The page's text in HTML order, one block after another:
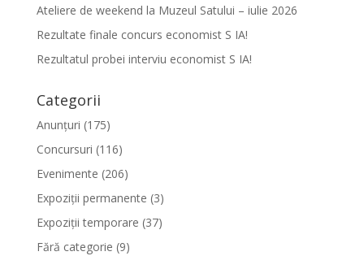
Ateliere de weekend la Muzeul Satului – iulie 2026
Rezultate finale concurs economist S IA!
Rezultatul probei interviu economist S IA!
Categorii
Anunțuri (175)
Concursuri (116)
Evenimente (206)
Expoziții permanente (3)
Expoziții temporare (37)
Fără categorie (9)